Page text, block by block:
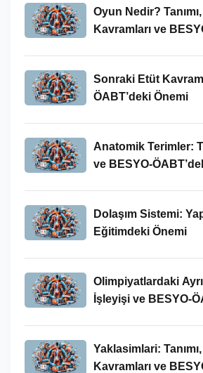
Oyun Nedir? Tanımı,
Kavramları ve
Sonraki Etüt
ÖABT’deki Önemi
Anatomik Terimler:
ve BESYO-
Dolaşım Sistemi:
Eğitimdeki Önemi
Olimpiyatlardaki
İşleyişi ve BESYO-
Yaklasimlari: Tanımı,
Kavramları ve